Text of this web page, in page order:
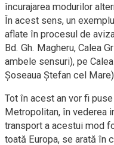
încurajarea modurilor
În acest sens, un
aflate în procesul de
Bd. Gh. Magheru, Calea
ambele sensuri), pe
Șoseaua Ștefan cel
Tot în acest an vor fi
Metropolitan, în vederea
transport a acestui mod
toată Europa, se arată în